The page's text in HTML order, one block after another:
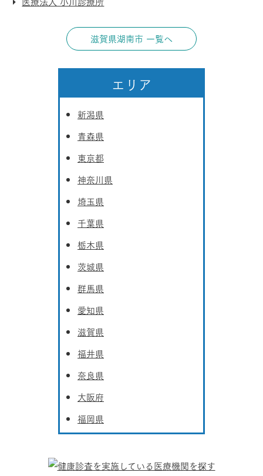
滋賀県湖南市 一覧へ
エリア
新潟県
青森県
東京都
神奈川県
埼玉県
千葉県
栃木県
茨城県
群馬県
愛知県
滋賀県
福井県
奈良県
大阪府
福岡県